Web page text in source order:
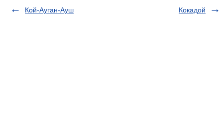
Кой-Ауган-Ауш
Кокадой